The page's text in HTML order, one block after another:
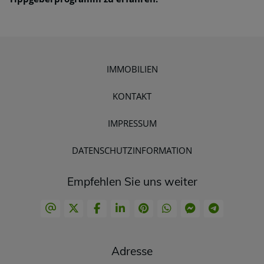
IMMOBILIEN
KONTAKT
IMPRESSUM
DATENSCHUTZINFORMATION
Empfehlen Sie uns weiter
Adresse